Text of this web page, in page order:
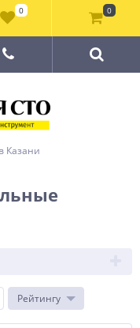
Казани
Рейтингу
0 0